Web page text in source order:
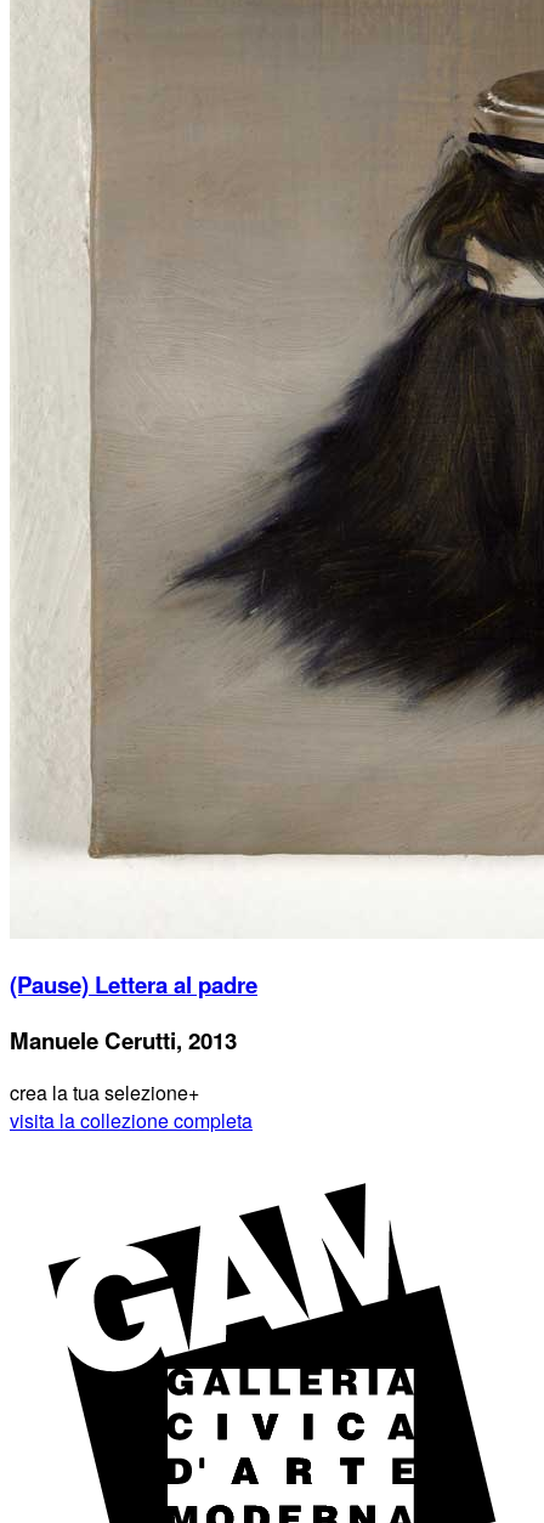
(Pause) Lettera al padre
Manuele Cerutti, 2013
crea la tua selezione+
visita la collezione completa